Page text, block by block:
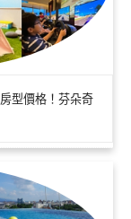
型價格！芬朵奇